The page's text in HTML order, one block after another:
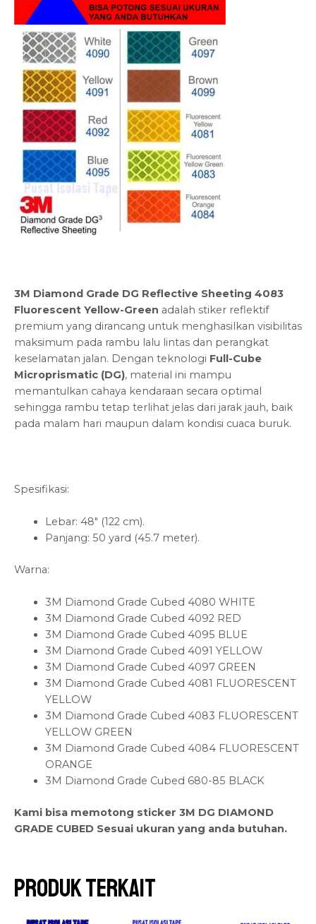
3M Diamond Grade DG Reflective Sheeting 4083
Fluorescent Yellow-Green adalah stiker reflektif
premium yang dirancang untuk menghasilkan visibilitas
maksimum pada rambu lalu lintas dan perangkat
keselamatan jalan. Dengan teknologi Full-Cube
Microprismatic (DG), material ini mampu
memantulkan cahaya kendaraan secara optimal
sehingga rambu tetap terlihat jelas dari jarak jauh, baik
pada malam hari maupun dalam kondisi cuaca buruk.
Spesifikasi:
Lebar: 48″ (122 cm).
Panjang: 50 yard (45.7 meter).
Warna:
3M Diamond Grade Cubed 4080 WHITE
3M Diamond Grade Cubed 4092 RED
3M Diamond Grade Cubed 4095 BLUE
3M Diamond Grade Cubed 4091 YELLOW
3M Diamond Grade Cubed 4097 GREEN
3M Diamond Grade Cubed 4081 FLUORESCENT
YELLOW
3M Diamond Grade Cubed 4083 FLUORESCENT
YELLOW GREEN
3M Diamond Grade Cubed 4084 FLUORESCENT
ORANGE
3M Diamond Grade Cubed 680-85 BLACK
Kami bisa memotong sticker 3M DG DIAMOND
GRADE CUBED Sesuai ukuran yang anda butuhan.
Produk Terkait